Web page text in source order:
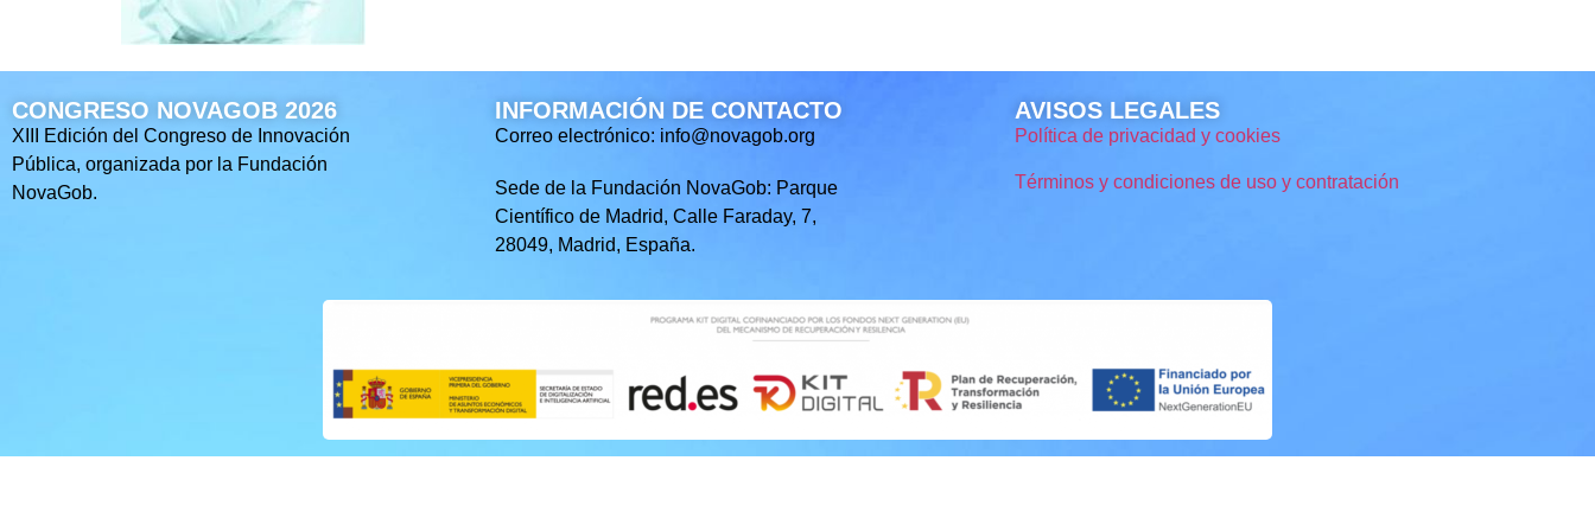
CONGRESO NOVAGOB 2026
XIII Edición del Congreso de Innovación
Pública, organizada por la Fundación
NovaGob.
INFORMACIÓN DE CONTACTO
Correo electrónico: info@novagob.org
Sede de la Fundación NovaGob: Parque
Científico de Madrid, Calle Faraday, 7,
28049, Madrid, España.
AVISOS LEGALES
Política de privacidad y cookies
Términos y condiciones de uso y contratación